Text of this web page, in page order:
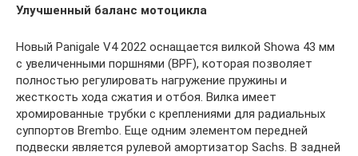
Улучшенный баланс мотоцикла
Новый Panigale V4 2022 оснащается вилкой Showa 43 мм
с увеличенными поршнями (BPF), которая позволяет
полностью регулировать нагружение пружины и
жесткость хода сжатия и отбоя. Вилка имеет
хромированные трубки с креплениями для радиальных
суппортов Brembo. Еще одним элементом передней
подвески является рулевой амортизатор Sachs. В задней